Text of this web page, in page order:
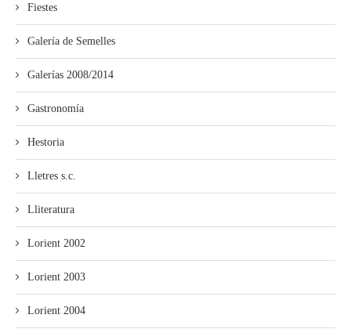
Fiestes
Galería de Semelles
Galerías 2008/2014
Gastronomía
Hestoria
Lletres s.c.
Lliteratura
Lorient 2002
Lorient 2003
Lorient 2004